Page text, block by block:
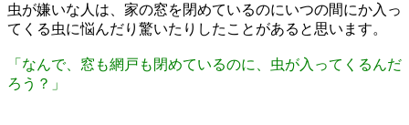
虫が嫌いな人は、家の窓を閉めているのにいつの間にか入っ
てくる虫に悩んだり驚いたりしたことがあると思います。
「なんで、窓も網戸も閉めているのに、虫が入ってくるんだ
ろう？」